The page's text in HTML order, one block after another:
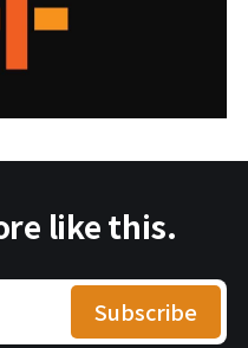
like this.
Subscribe